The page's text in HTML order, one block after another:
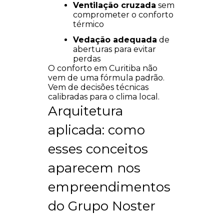
Ventilação cruzada sem
comprometer o conforto
térmico
Vedação adequada de
aberturas para evitar
perdas
O conforto em Curitiba não
vem de uma fórmula padrão.
Vem de decisões técnicas
calibradas para o clima local.
Arquitetura
aplicada: como
esses conceitos
aparecem nos
empreendimentos
do Grupo Noster